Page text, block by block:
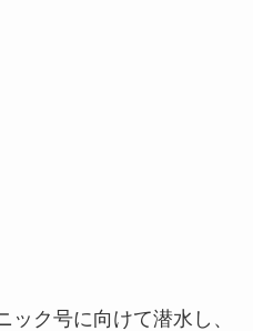
ク号に向けて潜水し、